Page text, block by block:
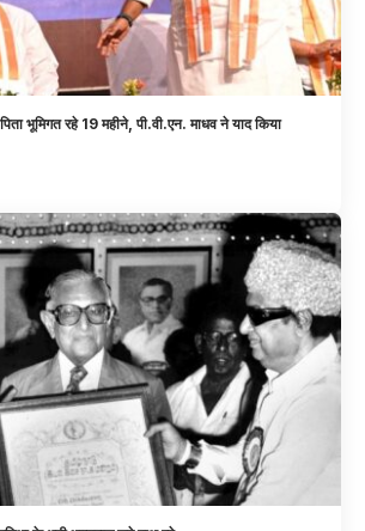
भूमिगत रहे 19 महीने, पी.वी.एन. माधव ने याद किया